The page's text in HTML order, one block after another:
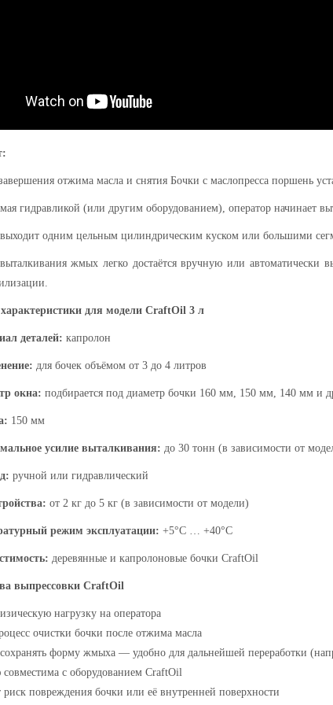
отжима масла и снятия Бочки с маслопресса поршень
гидравликой (или другим оборудованием), оператор начинает
одним цельным цилиндрическим куском или большими
жмых легко достаётся вручную или автоматически
характеристики для модели CraftOil 3 л
деталей: капролон
для бочек объёмом от 3 до 4 литров
окна: подбирается под диаметр бочки 160 мм, 150 мм, 140 мм и
150 мм
усилие выталкивания: до 30 тонн (в зависимости от
ручной или гидравлический
от 2 кг до 5 кг (в зависимости от модели)
режим эксплуатации: +5°C … +40°C
деревянные и капролоновые бочки CraftOil
выпрессовки CraftOil
нагрузку на оператора
очистки бочки после отжима масла
форму жмыха — удобно для дальнейшей переработки
с оборудованием CraftOil
повреждения бочки или её внутренней поверхности